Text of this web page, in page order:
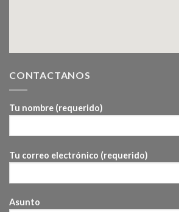
CONTACTANOS
Tu nombre (requerido)
Tu correo electrónico (requerido)
Asunto